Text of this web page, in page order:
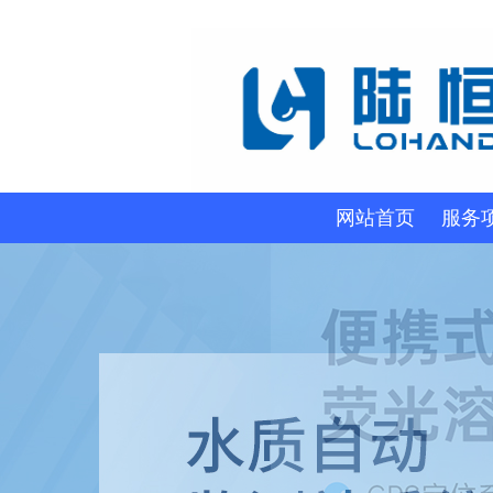
网站首页 服务